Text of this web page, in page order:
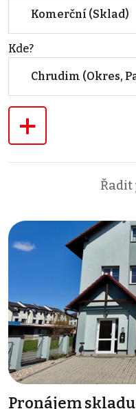
Komerční (Sklad)
Kde?
Chrudim (Okres,
+
Řadit
Pronájem skladu